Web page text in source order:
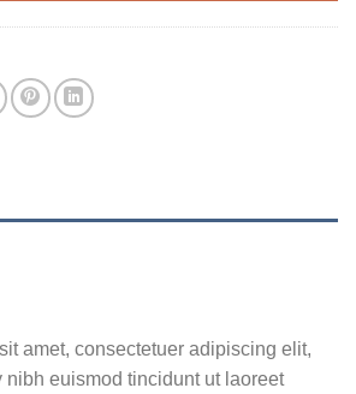
amet, consectetuer adipiscing elit,
nibh euismod tincidunt ut laoreet